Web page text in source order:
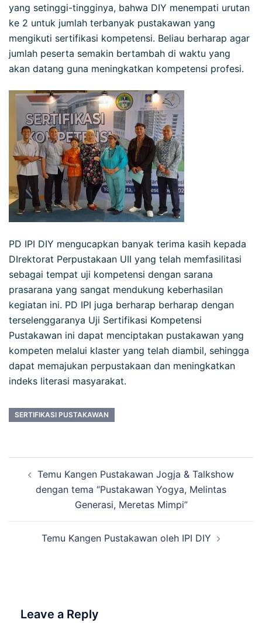
yang setinggi-tingginya, bahwa DIY menempati urutan
ke 2 untuk jumlah terbanyak pustakawan yang
mengikuti sertifikasi kompetensi. Beliau berharap agar
jumlah peserta semakin bertambah di waktu yang
akan datang guna meningkatkan kompetensi profesi.
PD IPI DIY mengucapkan banyak terima kasih kepada
DIrektorat Perpustakaan UII yang telah memfasilitasi
sebagai tempat uji kompetensi dengan sarana
prasarana yang sangat mendukung keberhasilan
kegiatan ini. PD IPI juga berharap berharap dengan
terselenggaranya Uji Sertifikasi Kompetensi
Pustakawan ini dapat menciptakan pustakawan yang
kompeten melalui klaster yang telah diambil, sehingga
dapat memajukan perpustakaan dan meningkatkan
indeks literasi masyarakat.
SERTIFIKASI PUSTAKAWAN
Temu Kangen Pustakawan Jogja & Talkshow
dengan tema “Pustakawan Yogya, Melintas
Generasi, Meretas Mimpi”
Temu Kangen Pustakawan oleh IPI DIY
Leave a Reply